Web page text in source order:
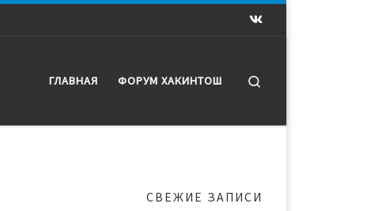
ГЛАВНАЯ ФОРУМ ХАКИНТОШ
СВЕЖИЕ ЗАПИСИ